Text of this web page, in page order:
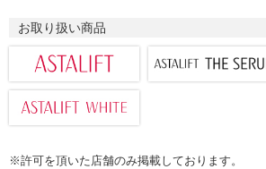
お取り扱い商品
※許可を頂いた店舗のみ掲載しております。